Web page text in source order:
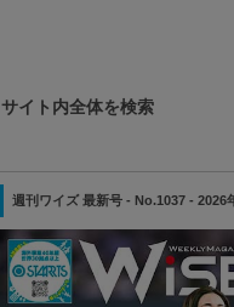
サイト内全体を検索
週刊ワイズ 最新号 - No.1037 - 2026